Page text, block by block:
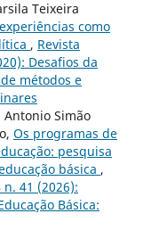
Teixeira
como
, Revista
Desafios da
métodos e
Antonio Simão
Os programas de
pesquisa
básica ,
41 (2026):
Básica: